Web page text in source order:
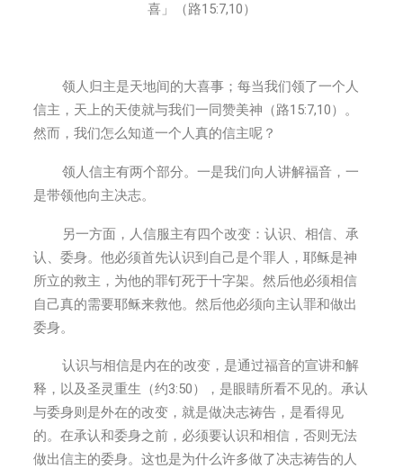
喜」（路15:7,10）
领人归主是天地间的大喜事；每当我们领了一个人
信主，天上的天使就与我们一同赞美神（路15:7,10）。
然而，我们怎么知道一个人真的信主呢？
领人信主有两个部分。一是我们向人讲解福音，一
是带领他向主决志。
另一方面，人信服主有四个改变：认识、相信、承
认、委身。他必须首先认识到自己是个罪人，耶稣是神
所立的救主，为他的罪钉死于十字架。然后他必须相信
自己真的需要耶稣来救他。然后他必须向主认罪和做出
委身。
认识与相信是内在的改变，是通过福音的宣讲和解
释，以及圣灵重生（约3:50），是眼睛所看不见的。承认
与委身则是外在的改变，就是做决志祷告，是看得见
的。在承认和委身之前，必须要认识和相信，否则无法
做出信主的委身。这也是为什么许多做了决志祷告的人